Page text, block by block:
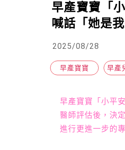
早產寶寶「
喊話「她是
2025/08/28
早產寶寶 早產
早產寶寶「小平
醫師評估後，決
進行更進一步的